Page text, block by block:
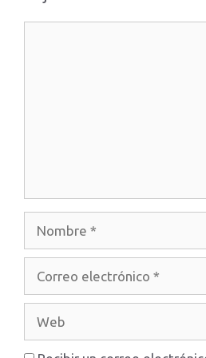
electrónico